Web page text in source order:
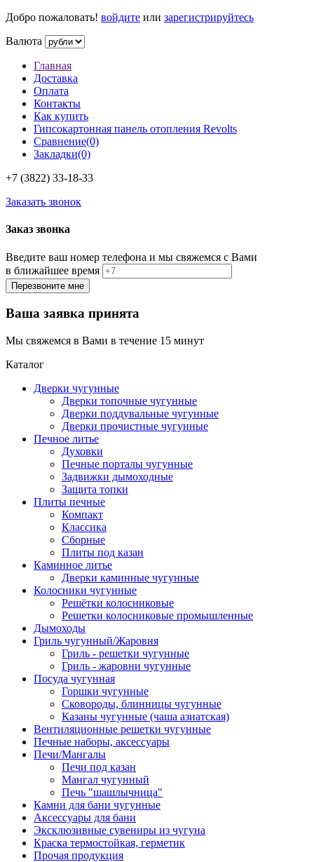
Добро пожаловать! войдите или зарегистрируйтесь
Валюта
Главная
Доставка
Оплата
Контакты
Как купить
Гипсокартонная панель отопления Revolts
Сравнение(0)
Закладки(0)
+7 (3822) 33-18-33
Заказать звонок
Заказ звонка
Введите ваш номер телефона и мы свяжемся с Вами
в ближайшее время
Ваша заявка принята
Мы свяжемся в Вами в течение 15 минут
Каталог
Дверки чугунные
Дверки топочные чугунные
Дверки поддувальные чугунные
Дверки прочистные чугунные
Печное литье
Духовки
Печные порталы чугунные
Задвижки дымоходные
Защита топки
Плиты печные
Компакт
Классика
Сборные
Плиты под казан
Каминное литье
Дверки каминные чугунные
Колосники чугунные
Решётки колосниковые
Решетки колосниковые промышленные
Дымоходы
Гриль чугунный/Жаровня
Гриль - решетки чугунные
Гриль - жаровни чугунные
Посуда чугунная
Горшки чугунные
Сковороды, блинницы чугунные
Казаны чугунные (чаша азиатская)
Вентиляционные решетки чугунные
Печные наборы, аксессуары
Печи/Мангалы
Печи под казан
Мангал чугунный
Печь "шашлычница"
Камни для бани чугунные
Аксессуары для бани
Эксклюзивные сувениры из чугуна
Краска термостойкая, герметик
Прочая продукция